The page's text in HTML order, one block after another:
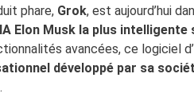
phare, Grok, est aujourd’hui
Elon Musk la plus
avancées, ce logiciel
développé par sa